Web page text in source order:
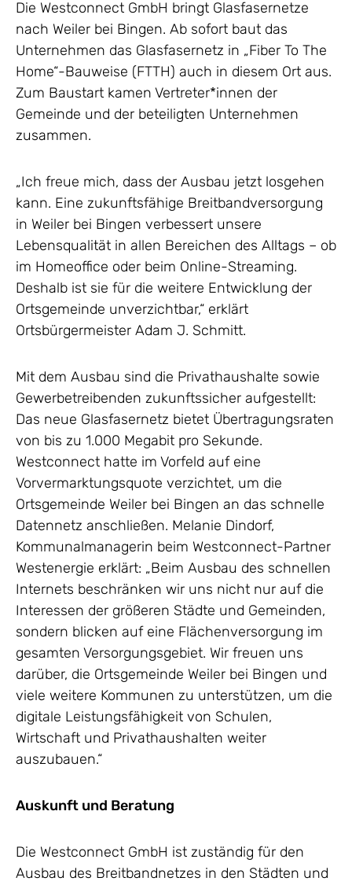
Die Westconnect GmbH bringt Glasfasernetze
nach Weiler bei Bingen. Ab sofort baut das
Unternehmen das Glasfasernetz in „Fiber To The
Home“-Bauweise (FTTH) auch in diesem Ort aus.
Zum Baustart kamen Vertreter*innen der
Gemeinde und der beteiligten Unternehmen
zusammen.
„Ich freue mich, dass der Ausbau jetzt losgehen
kann. Eine zukunftsfähige Breitbandversorgung
in Weiler bei Bingen verbessert unsere
Lebensqualität in allen Bereichen des Alltags – ob
im Homeoffice oder beim Online-Streaming.
Deshalb ist sie für die weitere Entwicklung der
Ortsgemeinde unverzichtbar,“ erklärt
Ortsbürgermeister Adam J. Schmitt.
Mit dem Ausbau sind die Privathaushalte sowie
Gewerbetreibenden zukunftssicher aufgestellt:
Das neue Glasfasernetz bietet Übertragungsraten
von bis zu 1.000 Megabit pro Sekunde.
Westconnect hatte im Vorfeld auf eine
Vorvermarktungsquote verzichtet, um die
Ortsgemeinde Weiler bei Bingen an das schnelle
Datennetz anschließen. Melanie Dindorf,
Kommunalmanagerin beim Westconnect-Partner
Westenergie erklärt: „Beim Ausbau des schnellen
Internets beschränken wir uns nicht nur auf die
Interessen der größeren Städte und Gemeinden,
sondern blicken auf eine Flächenversorgung im
gesamten Versorgungsgebiet. Wir freuen uns
darüber, die Ortsgemeinde Weiler bei Bingen und
viele weitere Kommunen zu unterstützen, um die
digitale Leistungsfähigkeit von Schulen,
Wirtschaft und Privathaushalten weiter
auszubauen.“
Auskunft und Beratung
Die Westconnect GmbH ist zuständig für den
Ausbau des Breitbandnetzes in den Städten und